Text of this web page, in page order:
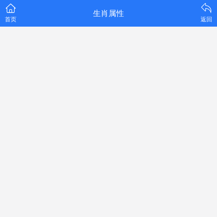
首页
生肖属性
返回